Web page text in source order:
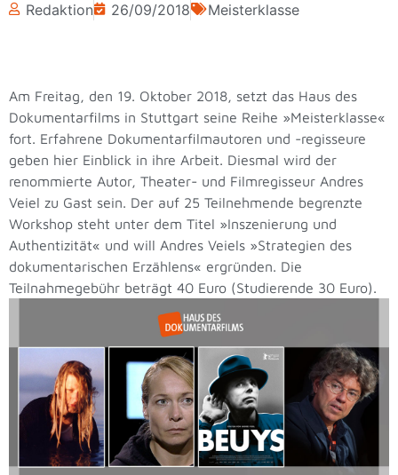
Redaktion 26/09/2018 Meisterklasse
Am Freitag, den 19. Oktober 2018, setzt das Haus des
Dokumentarfilms in Stuttgart seine Reihe »Meisterklasse«
fort. Erfahrene Dokumentarfilmautoren und -regisseure
geben hier Einblick in ihre Arbeit. Diesmal wird der
renommierte Autor, Theater- und Filmregisseur Andres
Veiel zu Gast sein. Der auf 25 Teilnehmende begrenzte
Workshop steht unter dem Titel »Inszenierung und
Authentizität« und will Andres Veiels »Strategien des
dokumentarischen Erzählens« ergründen. Die
Teilnahmegebühr beträgt 40 Euro (Studierende 30 Euro).